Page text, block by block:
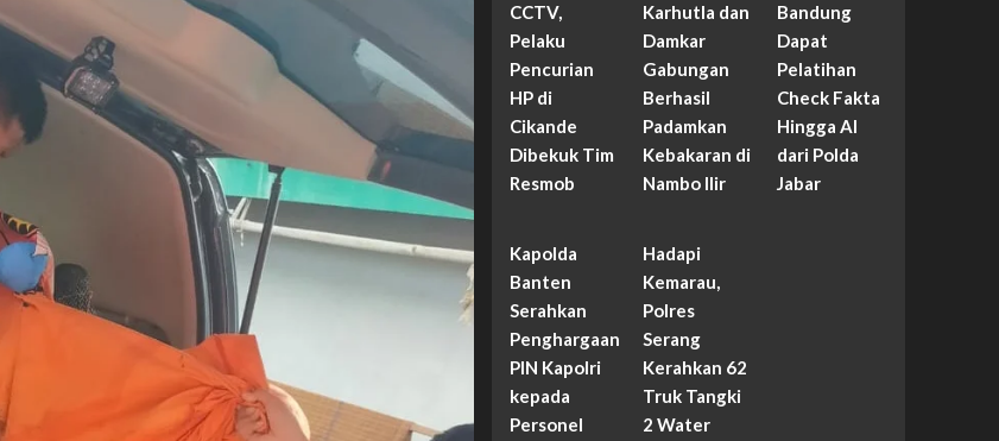
CCTV,
Pelaku
Pencurian
HP di
Cikande
Dibekuk Tim
Resmob
Karhutla dan
Damkar
Gabungan
Berhasil
Padamkan
Kebakaran di
Nambo Ilir
Bandung
Dapat
Pelatihan
Check Fakta
Hingga AI
dari Polda
Jabar
Kapolda
Banten
Serahkan
Penghargaan
PIN Kapolri
kepada
Personel
Hadapi
Kemarau,
Polres
Serang
Kerahkan 62
Truk Tangki
2 Water